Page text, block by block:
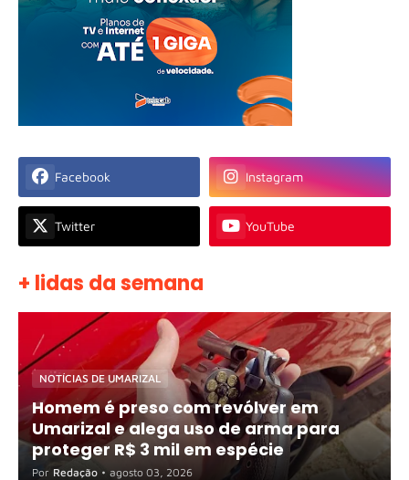
Facebook Instagram
Twitter YouTube
+ lidas da semana
NOTÍCIAS DE UMARIZAL
Homem é preso com revólver em
Umarizal e alega uso de arma para
proteger R$ 3 mil em espécie
Por Redação • agosto 03, 2026